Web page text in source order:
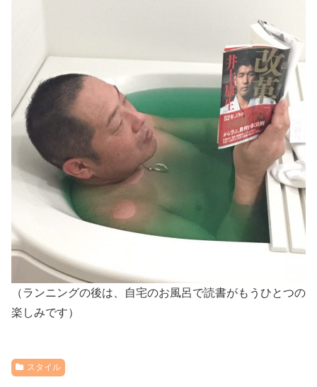
（ランニングの後は、自宅のお風呂で読書がもうひとつの
楽しみです）
スタイル